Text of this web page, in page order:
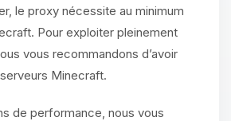
le proxy nécessite au minimum
Pour exploiter pleinement
vous recommandons d’avoir
Minecraft.
de performance, nous vous